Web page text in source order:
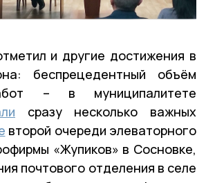
и другие достижения в
беспрецедентный объём
– в муниципалитете
сразу несколько важных
второй очереди элеваторного
«Жупиков» в Сосновке,
почтового отделения в селе